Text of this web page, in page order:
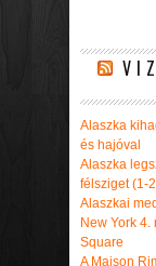
Alaszka
és hajóval
Alaszka
félsziget (1-
Alaszkai
New York 4.
Square
A Maison